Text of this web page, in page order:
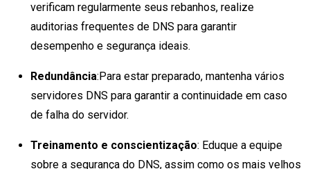
verificam regularmente seus rebanhos, realize
auditorias frequentes de DNS para garantir
desempenho e segurança ideais.
Redundância:Para estar preparado, mantenha vários
servidores DNS para garantir a continuidade em caso
de falha do servidor.
Treinamento e conscientização: Eduque a equipe
sobre a segurança do DNS, assim como os mais velhos